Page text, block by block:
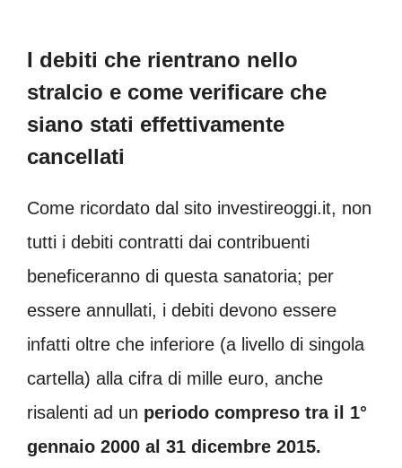
I debiti che rientrano nello
stralcio e come verificare che
siano stati effettivamente
cancellati
Come ricordato dal sito investireoggi.it, non
tutti i debiti contratti dai contribuenti
beneficeranno di questa sanatoria; per
essere annullati, i debiti devono essere
infatti oltre che inferiore (a livello di singola
cartella) alla cifra di mille euro, anche
risalenti ad un periodo compreso tra il 1°
gennaio 2000 al 31 dicembre 2015.